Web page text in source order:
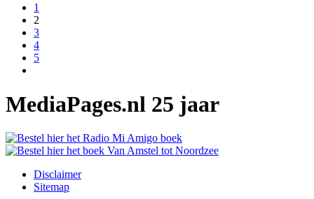
1
2
3
4
5
MediaPages.nl 25 jaar
Disclaimer
Sitemap